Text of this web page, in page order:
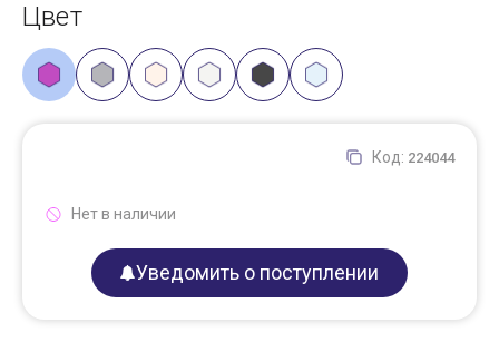
Цвет
Код: 224044
Нет в наличии
Уведомить о поступлении